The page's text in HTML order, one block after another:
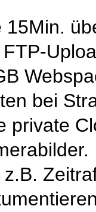
15Min.
bei
private
z.B.